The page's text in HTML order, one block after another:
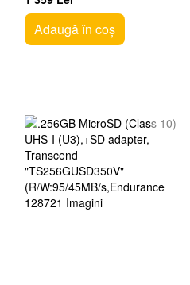
(R/W:95/45MB/s,Endurance
Adaugă în coș